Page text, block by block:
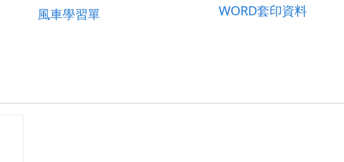
風車學習單 WORD套印資料